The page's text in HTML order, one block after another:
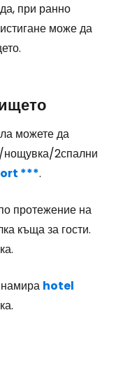
при ранно
може да
можете да
/нощувка/2спални
***.
протежение на
къща за гости.
hotel